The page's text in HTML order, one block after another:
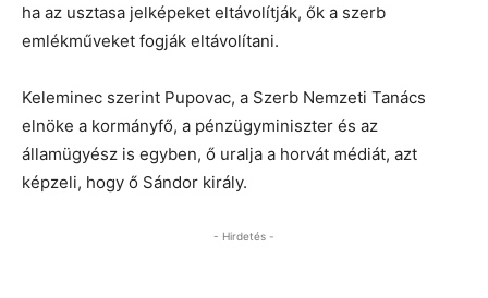
ha az usztasa jelképeket eltávolítják, ők a szerb
emlékműveket fogják eltávolítani.
Keleminec szerint Pupovac, a Szerb Nemzeti Tanács
elnöke a kormányfő, a pénzügyminiszter és az
államügyész is egyben, ő uralja a horvát médiát, azt
képzeli, hogy ő Sándor király.
- Hirdetés -